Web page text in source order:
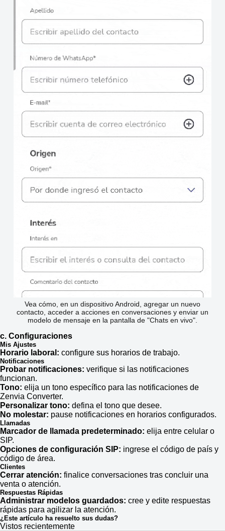
Vea cómo, en un dispositivo Android, agregar un nuevo
contacto, acceder a acciones en conversaciones y enviar un
modelo de mensaje en la pantalla de "Chats en vivo".
c. Configuraciones
Mis Ajustes
Horario laboral: configure sus horarios de trabajo.
Notificaciones
Probar notificaciones: verifique si las notificaciones
funcionan.
Tono: elija un tono específico para las notificaciones de
Zenvia Converter.
Personalizar tono: defina el tono que desee.
No molestar: pause notificaciones en horarios configurados.
Llamadas
Marcador de llamada predeterminado: elija entre celular o
SIP.
Opciones de configuración SIP: ingrese el código de país y
código de área.
Clientes
Cerrar atención: finalice conversaciones tras concluir una
venta o atención.
Respuestas Rápidas
Administrar modelos guardados: cree y edite respuestas
rápidas para agilizar la atención.
¿Este artículo ha resuelto sus dudas?
Vistos recientemente